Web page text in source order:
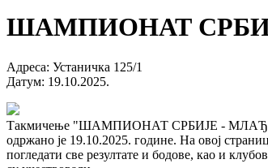
ШАМПИОНАТ
Адреса: Устаничка 125/1
Датум: 19.10.2025.
Такмичење "ШАМПИОНАТ СРБИЈЕ -
одржано је 19.10.2025. године. На овој
погледати све резултате и бодове, као и